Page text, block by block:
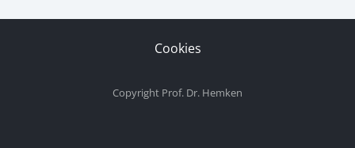
Cookies
Copyright Prof. Dr. Hemken